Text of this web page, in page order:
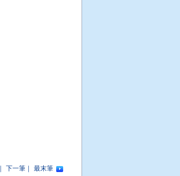
｜ 下一筆 ｜ 最末筆